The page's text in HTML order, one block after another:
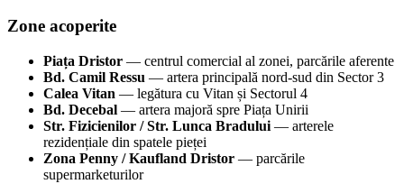
Zone acoperite
Piața Dristor — centrul comercial al zonei, parcările aferente
Bd. Camil Ressu — artera principală nord-sud din Sector 3
Calea Vitan — legătura cu Vitan și Sectorul 4
Bd. Decebal — artera majoră spre Piața Unirii
Str. Fizicienilor / Str. Lunca Bradului — arterele
rezidențiale din spatele pieței
Zona Penny / Kaufland Dristor — parcările
supermarketurilor